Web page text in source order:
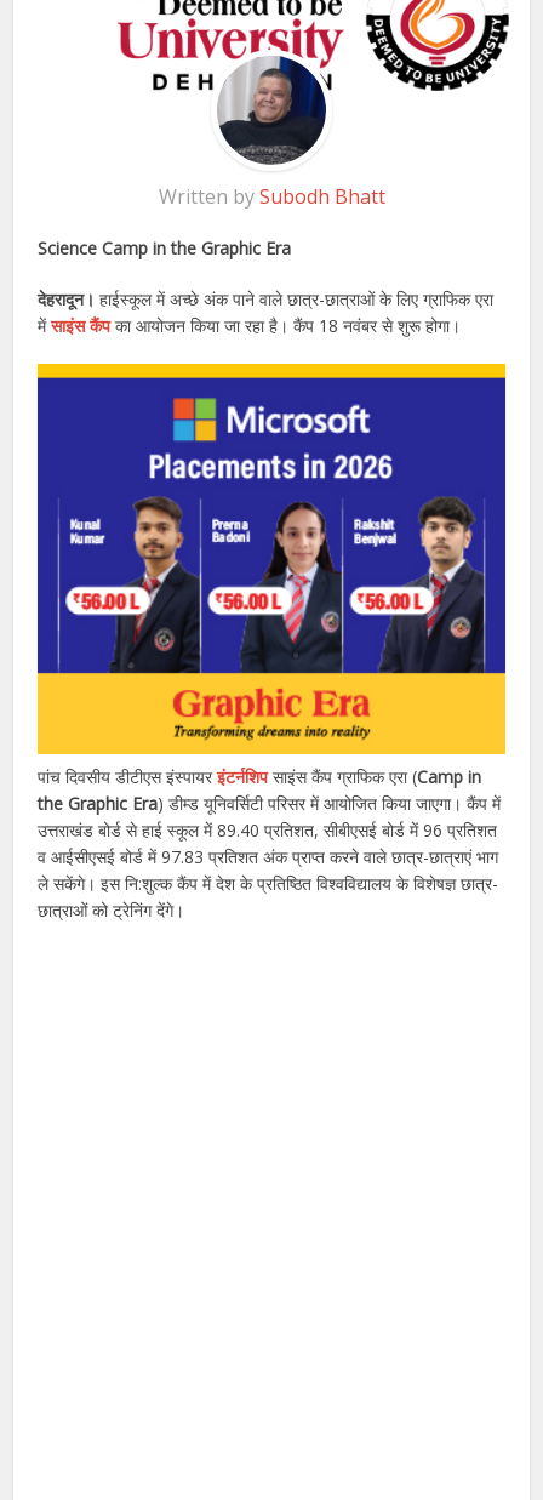
Written bySubodh Bhatt
Science Camp in the Graphic Era
देहरादून। हाईस्कूल में अच्छे अंक पाने वाले छात्र-छात्राओं के लिए ग्राफिक एरा
मेंसाइंस कैंपका आयोजन किया जा रहा है। कैंप 18 नवंबर से शुरू होगा।
पांच दिवसीय डीटीएस इंस्पायरइंटर्नशिपसाइंस कैंप ग्राफिक एरा (Camp in
the Graphic Era) डीम्ड यूनिवर्सिटी परिसर में आयोजित किया जाएगा। कैंप में
उत्तराखंड बोर्ड से हाई स्कूल में 89.40 प्रतिशत, सीबीएसई बोर्ड में 96 प्रतिशत
व आईसीएसई बोर्ड में 97.83 प्रतिशत अंक प्राप्त करने वाले छात्र-छात्राएं भाग
ले सकेंगे। इस नि:शुल्क कैंप में देश के प्रतिष्ठित विश्वविद्यालय के विशेषज्ञ छात्र-
छात्राओं को ट्रेनिंग देंगे।